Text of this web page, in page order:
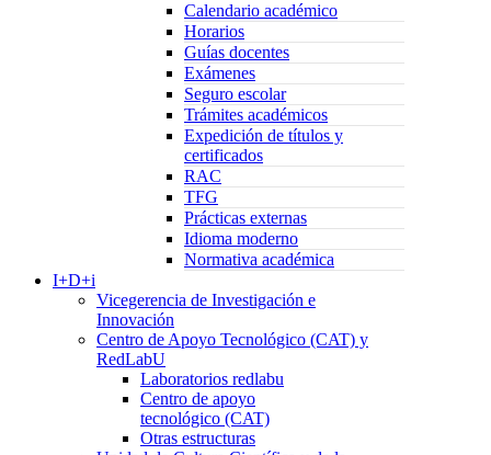
Calendario académico
Horarios
Guías docentes
Exámenes
Seguro escolar
Trámites académicos
Expedición de títulos y
certificados
RAC
TFG
Prácticas externas
Idioma moderno
Normativa académica
I+D+i
Vicegerencia de Investigación e
Innovación
Centro de Apoyo Tecnológico (CAT) y
RedLabU
Laboratorios redlabu
Centro de apoyo
tecnológico (CAT)
Otras estructuras